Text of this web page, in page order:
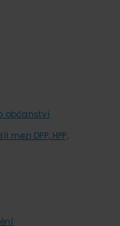
občanství
DPP, HPP,